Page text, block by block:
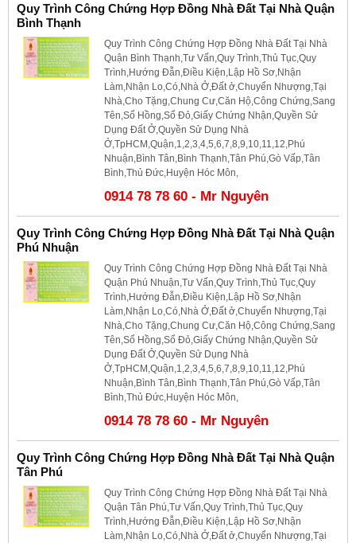
Quy Trình Công Chứng Hợp Đồng Nhà Đất Tại Nhà Quận
Bình Thạnh
Quy Trình Công Chứng Hợp Đồng Nhà Đất Tại Nhà
Quận Bình Thạnh,Tư Vấn,Quy Trình,Thủ Tục,Quy
Trình,Hướng Đẫn,Điều Kiện,Lập Hồ Sơ,Nhận
Làm,Nhận Lo,Có,Nhà Ở,Đất ở,Chuyển Nhượng,Tại
Nhà,Cho Tặng,Chung Cư,Căn Hộ,Công Chứng,Sang
Tên,Sổ Hồng,Sổ Đỏ,Giấy Chứng Nhận,Quyền Sử
Dụng Đất Ở,Quyền Sử Dụng Nhà
Ở,TpHCM,Quận,1,2,3,4,5,6,7,8,9,10,11,12,Phú
Nhuận,Bình Tân,Bình Thạnh,Tân Phú,Gò Vấp,Tân
Bình,Thủ Đức,Huyện Hóc Môn,
0914 78 78 60 - Mr Nguyên
Quy Trình Công Chứng Hợp Đồng Nhà Đất Tại Nhà Quận
Phú Nhuận
Quy Trình Công Chứng Hợp Đồng Nhà Đất Tại Nhà
Quận Phú Nhuận,Tư Vấn,Quy Trình,Thủ Tục,Quy
Trình,Hướng Đẫn,Điều Kiện,Lập Hồ Sơ,Nhận
Làm,Nhận Lo,Có,Nhà Ở,Đất ở,Chuyển Nhượng,Tại
Nhà,Cho Tặng,Chung Cư,Căn Hộ,Công Chứng,Sang
Tên,Sổ Hồng,Sổ Đỏ,Giấy Chứng Nhận,Quyền Sử
Dụng Đất Ở,Quyền Sử Dụng Nhà
Ở,TpHCM,Quận,1,2,3,4,5,6,7,8,9,10,11,12,Phú
Nhuận,Bình Tân,Bình Thạnh,Tân Phú,Gò Vấp,Tân
Bình,Thủ Đức,Huyện Hóc Môn,
0914 78 78 60 - Mr Nguyên
Quy Trình Công Chứng Hợp Đồng Nhà Đất Tại Nhà Quận
Tân Phú
Quy Trình Công Chứng Hợp Đồng Nhà Đất Tại Nhà
Quận Tân Phú,Tư Vấn,Quy Trình,Thủ Tục,Quy
Trình,Hướng Đẫn,Điều Kiện,Lập Hồ Sơ,Nhận
Làm,Nhận Lo,Có,Nhà Ở,Đất ở,Chuyển Nhượng,Tại